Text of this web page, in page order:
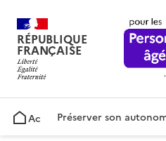
RÉPUBLIQUE
FRANÇAISE
AccueilPréserver son